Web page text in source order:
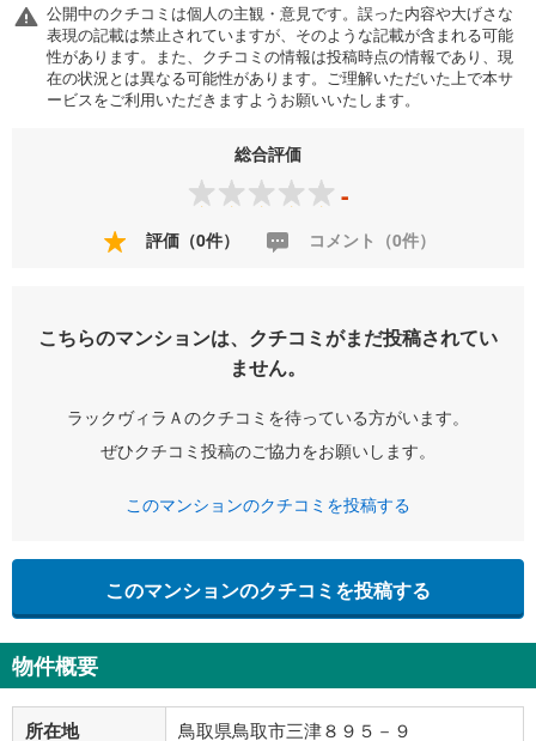
公開中のクチコミは個人の主観・意見です。誤った内容や大げさな
表現の記載は禁止されていますが、そのような記載が含まれる可能
性があります。また、クチコミの情報は投稿時点の情報であり、現
在の状況とは異なる可能性があります。ご理解いただいた上で本サ
ービスをご利用いただきますようお願いいたします。
総合評価
-
評価（0件） コメント（0件）
こちらのマンションは、クチコミがまだ投稿されてい
ません。
ラックヴィラＡのクチコミを待っている方がいます。
ぜひクチコミ投稿のご協力をお願いします。
このマンションのクチコミを投稿する
このマンションのクチコミを投稿する
物件概要
所在地 鳥取県鳥取市三津８９５－９